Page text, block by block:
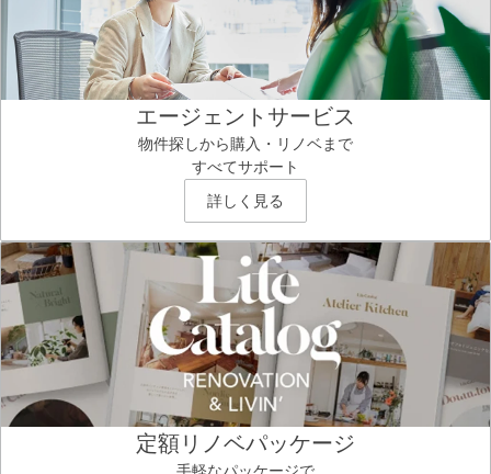
エージェントサービス
物件探しから購入・リノベまで
すべてサポート
詳しく見る
定額リノベパッケージ